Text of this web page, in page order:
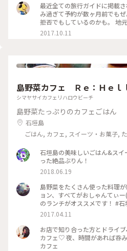
最近全ての旅行ガイドに掲載
み過ぎて予約が数ヶ月前でも
拒否でもしているのかも。 地
のに、酒もろくに飲まない子
そして‘ことりっぷ女子’から
2017.10.11
島野菜カフェ Ｒｅ：Ｈｅ
ａｃｈ
シマヤサイカフェリハロウビーチ
島野菜たっぷりのカフェごはん
石垣島
ごはん, カフェ, スイーツ・お菓子,
石垣島の美味しいごはん&ス
った絶品ぶりん！
2018.06.19
島野菜をたくさん使った料理
ョン、すべてがおしゃんてぃ
のランチがオススメです！ #石
2017.04.11
お店で知り合った方とドライブ🚗 海も見えるし雰囲気抜
カフェ♡ 夜、時間があれば呑みにもきたいな～💭 #石垣島 #海
カフェ